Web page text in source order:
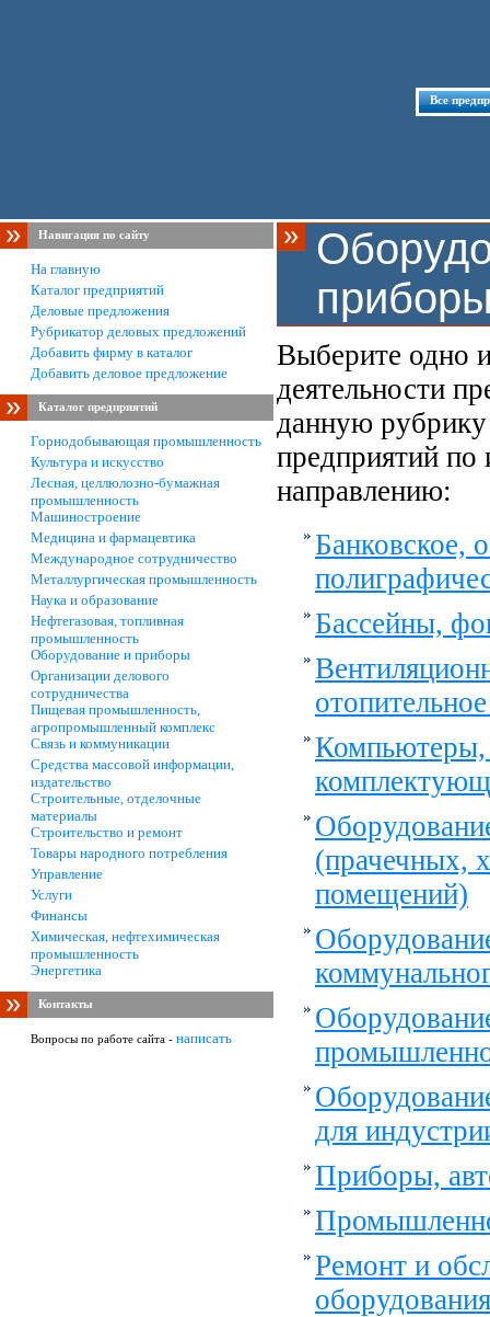
Все
Навигация по сайту
На главную
Каталог предприятий
Деловые предложения
Рубрикатор деловых предложений
Добавить фирму в каталог
Добавить деловое предложение
Каталог предприятий
Горнодобывающая промышленность
Культура и искусство
Лесная, целлюлозно-бумажная
промышленность
Машиностроение
Медицина и фармацевтика
Международное сотрудничество
Металлургическая промышленность
Наука и образование
Нефтегазовая, топливная
промышленность
Оборудование и приборы
Организации делового
сотрудничества
Пищевая промышленность,
агропромышленный комплекс
Связь и коммуникации
Средства массовой информации,
издательство
Строительные, отделочные
материалы
Строительство и ремонт
Товары народного потребления
Управление
Услуги
Финансы
Химическая, нефтехимическая
промышленность
Энергетика
Контакты
Вопросы по работе сайта - написать
Выберите одно
деятельности
данную рубрику
предприятий
направлению:
Банковское,
Бассейны,
Компьютеры,
(прачечных,
помещений)
для
Приборы,
Ремонт и
оборудования